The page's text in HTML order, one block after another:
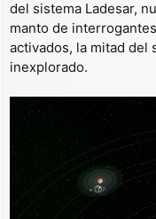
del sistema Ladesar,
manto de
activados, la mitad del
inexplorado.